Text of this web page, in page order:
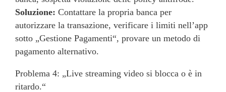
Soluzione: Contattare la propria banca per
autorizzare la transazione, verificare i limiti nell’app
sotto „Gestione Pagamenti“, provare un metodo di
pagamento alternativo.
Problema 4: „Live streaming video si blocca o è in
ritardo.“